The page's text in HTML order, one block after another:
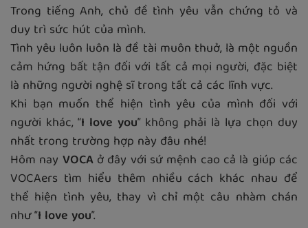
Trong tiếng Anh, chủ đề tình yêu vẫn chứng tỏ và
duy trì sức hút của mình.
Tình yêu luôn luôn là đề tài muôn thuở, là một nguồn
cảm hứng bất tận đối với tất cả mọi người, đặc biệt
là những người nghệ sĩ trong tất cả các lĩnh vực.
Khi bạn muốn thể hiện tình yêu của mình đối với
người khác, “I love you” không phải là lựa chọn duy
nhất trong trường hợp này đâu nhé!
Hôm nay VOCAở đây với sứ mệnh cao cả là giúp các
VOCAers tìm hiểu thêm nhiều cách khác nhau để
thể hiện tình yêu, thay vì chỉ một câu nhàm chán
như “I love you”.